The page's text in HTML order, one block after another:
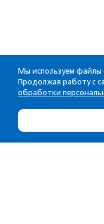
Мы используем файлы
Продолжая работу с
обработки